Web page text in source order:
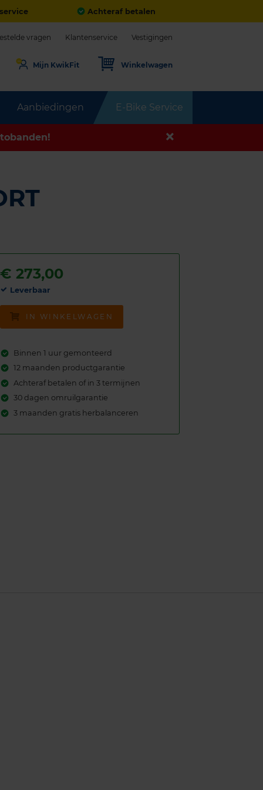
Achteraf betalen
Aanbiedingen E-Bike Service
vragen Klantenservice Vestigingen
Mijn KwikFit Winkelwagen
€273,00
Leverbaar
IN WINKELWAGEN
Binnen 1 uur gemonteerd
12 maanden productgarantie
Achteraf betalen of in 3 termijnen
30 dagen omruilgarantie
3 maanden gratis herbalanceren